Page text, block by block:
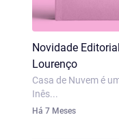
Novidade
Lourenço
Casa de Nuvem é
Inês...
Há 7 Meses